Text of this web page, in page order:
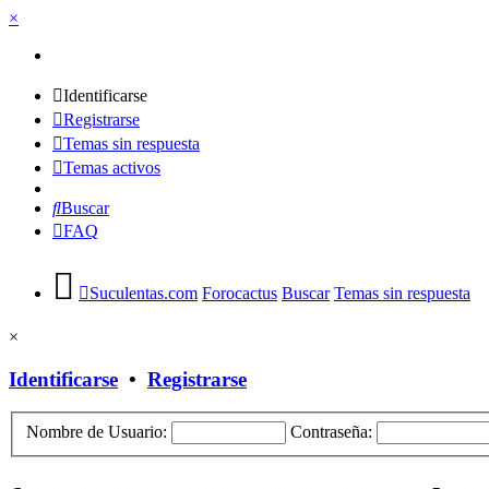
×
Identificarse
Registrarse
Temas sin respuesta
Temas activos
Buscar
FAQ
Suculentas.com Forocactus Buscar Temas sin respuesta
×
Identificarse • Registrarse
Nombre de Usuario: Contraseña: